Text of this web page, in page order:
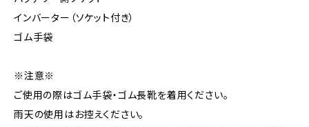
インバーター（ソケット付き）
ゴム手袋
※注意※
ご使用の際はゴム手袋・ゴム長靴を着用ください。
雨天の使用はお控えください。